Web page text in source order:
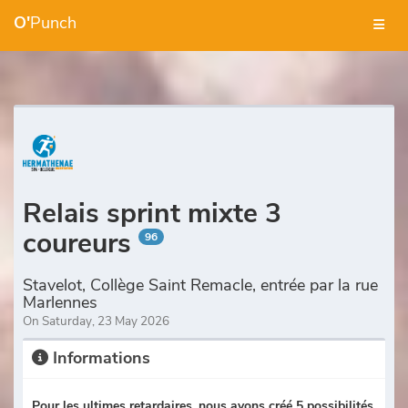
O'Punch
Relais sprint mixte 3
coureurs
96
Stavelot, Collège Saint Remacle, entrée par la rue
Marlennes
On Saturday, 23 May 2026
Informations